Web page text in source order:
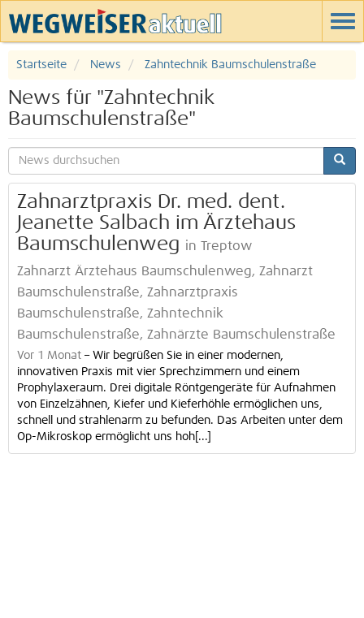
Startseite News Zahntechnik Baumschulenstraße
News für "Zahntechnik
Baumschulenstraße"
Zahnarztpraxis Dr. med. dent.
Jeanette Salbach im Ärztehaus
Baumschulenweg in Treptow
Zahnarzt Ärztehaus Baumschulenweg, Zahnarzt
Baumschulenstraße, Zahnarztpraxis
Baumschulenstraße, Zahntechnik
Baumschulenstraße, Zahnärzte Baumschulenstraße
Vor 1 Monat – Wir begrüßen Sie in einer modernen,
innovativen Praxis mit vier Sprechzimmern und einem
Prophylaxeraum. Drei digitale Röntgengeräte für Aufnahmen
von Einzelzähnen, Kiefer und Kieferhöhle ermöglichen uns,
schnell und strahlenarm zu befunden. Das Arbeiten unter dem
Op-Mikroskop ermöglicht uns hoh[...]